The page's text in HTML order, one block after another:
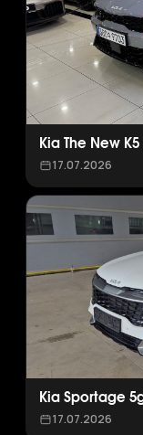
Kia The New
17.07.2026
Kia Sportage
17.07.2026